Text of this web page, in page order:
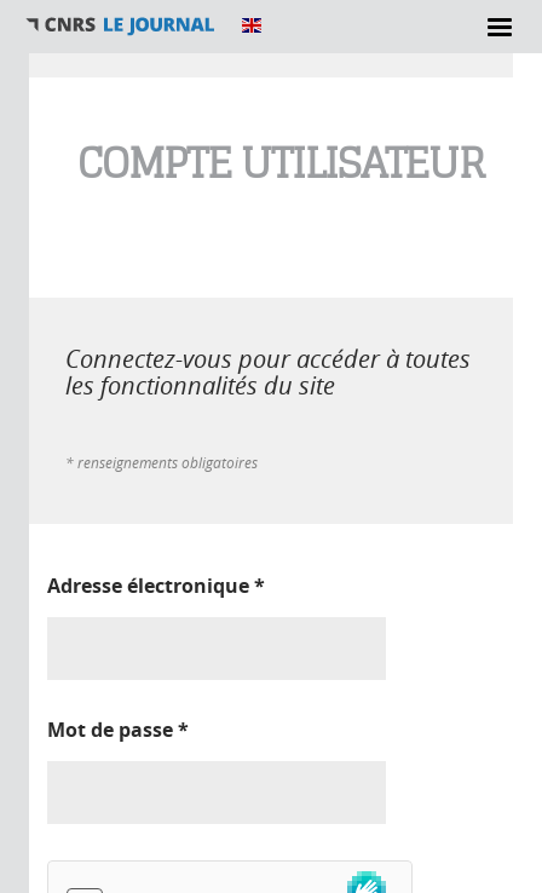
COMPTE UTILISATEUR
Connectez-vous pour accéder à toutes
les fonctionnalités du site
* renseignements obligatoires
Adresse électronique*
Mot de passe*